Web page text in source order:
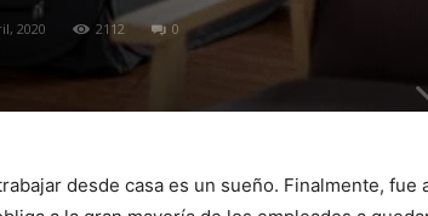
2020 2112 0
desde casa es un sueño. Finalmente, fue